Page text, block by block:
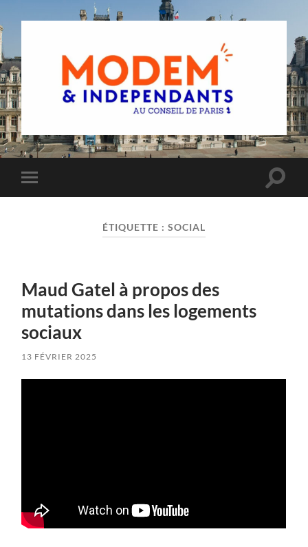
Groupe
MoDem
et
de
Toggle
mobile
Toggle
ÉTIQUETTE : SOCIAL
Maud Gatel à propos des
mutations dans les logements
sociaux
13 FÉVRIER 2025